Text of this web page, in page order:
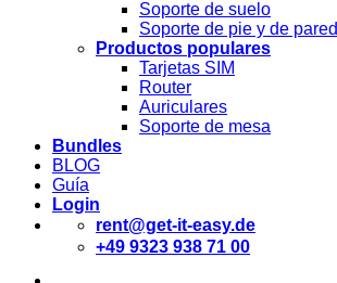
Soporte de suelo
Soporte de pie y de pared
Productos populares
Tarjetas SIM
Router
Auriculares
Soporte de mesa
Bundles
BLOG
Guía
Login
rent@get-it-easy.de
+49 9323 938 71 00